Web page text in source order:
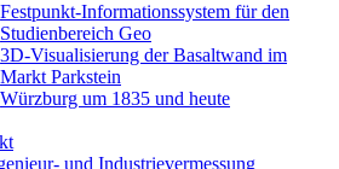
Festpunkt-Informationssystem für den
Studienbereich Geo
3D-Visualisierung der Basaltwand im
Markt Parkstein
Würzburg um 1835 und heute
und Industrievermessung